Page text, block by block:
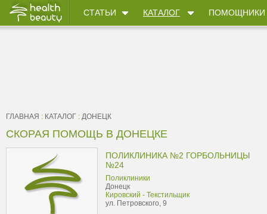
СТАТЬИ КАТАЛОГ ПОМОЩНИКИ
ГЛАВНАЯ : КАТАЛОГ : ДОНЕЦК
СКОРАЯ ПОМОЩЬ В ДОНЕЦКЕ
ПОЛИКЛИНИКА №2 ГОРБОЛЬНИЦЫ
№24
Поликлиники
Донецк
Кировский - Текстильщик
ул. Петровского, 9